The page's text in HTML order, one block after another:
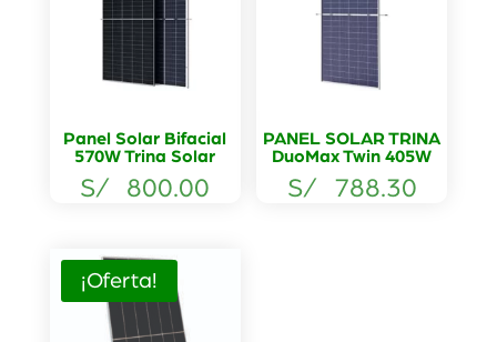
Panel Solar Bifacial
570W Trina Solar
S/ 800.00
PANEL SOLAR TRINA
DuoMax Twin 405W
S/788.30
¡Oferta!